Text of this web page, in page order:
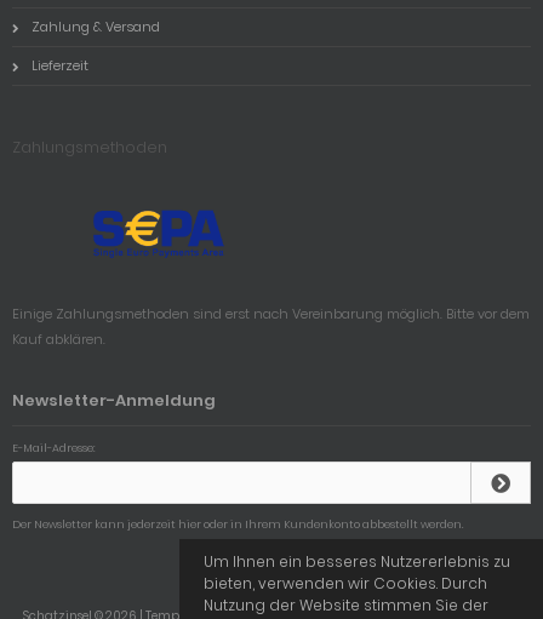
Zahlung & Versand
Lieferzeit
Zahlungsmethoden
Einige Zahlungsmethoden sind erst nach Vereinbarung möglich. Bitte vor dem
Kauf abklären.
Newsletter-Anmeldung
E-Mail-Adresse:
Der Newsletter kann jederzeit hier oder in Ihrem Kundenkonto abbestellt werden.
Um Ihnen ein besseres Nutzererlebnis zu
bieten, verwenden wir Cookies. Durch
Nutzung der Website stimmen Sie der